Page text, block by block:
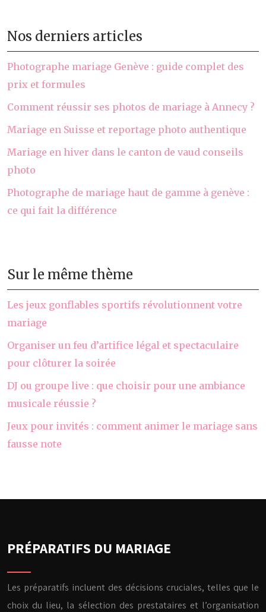
Nos derniers articles
Photographe mariage Genève : guide complet des
prix et formules
Comment réussir ses photos de mariage à Annecy ?
Mariage en Suisse et reportage photo authentique
Mariage en hiver dans le canton de vaud conseils
photo
Photographe de mariage haut de gamme à genève :
ce qui fait la différence
Sur le même thème
Les jeux gonflables sportifs révolutionnent votre
mariage
Organiser un feu d’artifice légal et spectaculaire
pour clôturer la soirée
DJ ou groupe live : que choisir pour une ambiance
musicale réussie ?
Jeux pour invités : comment animer le mariage sans
fausse note
PRÉPARATIFS DU MARIAGE
Les préparatifs incluent des décisions cruciales, telles que le
choix du lieu, la sélection des prestataires et l’organisation